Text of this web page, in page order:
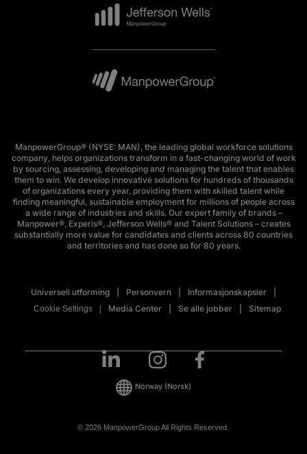
ManpowerGroup® (NYSE: MAN), the leading global workforce solutions
company, helps organizations transform in a fast-changing world of work
by sourcing, assessing, developing and managing the talent that enables
them to win. We develop innovative solutions for hundreds of thousands
of organizations every year, providing them with skilled talent while
finding meaningful, sustainable employment for millions of people across
a wide range of industries and skills. Our expert family of brands –
Manpower®, Experis®, Jefferson Wells® and Talent Solutions – creates
substantially more value for candidates and clients across 80 countries
and territories and has done so for 80 years.
Universell utforming Personvern Informasjonskapsler
Cookie Settings Media Center Se alle jobber Sitemap
© 2026 ManpowerGroup All Rights Reserved.
Norway (Norsk)